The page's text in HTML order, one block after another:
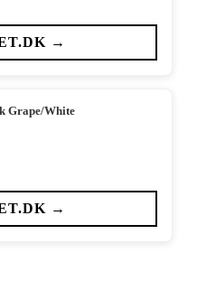
→
Grape/White
→